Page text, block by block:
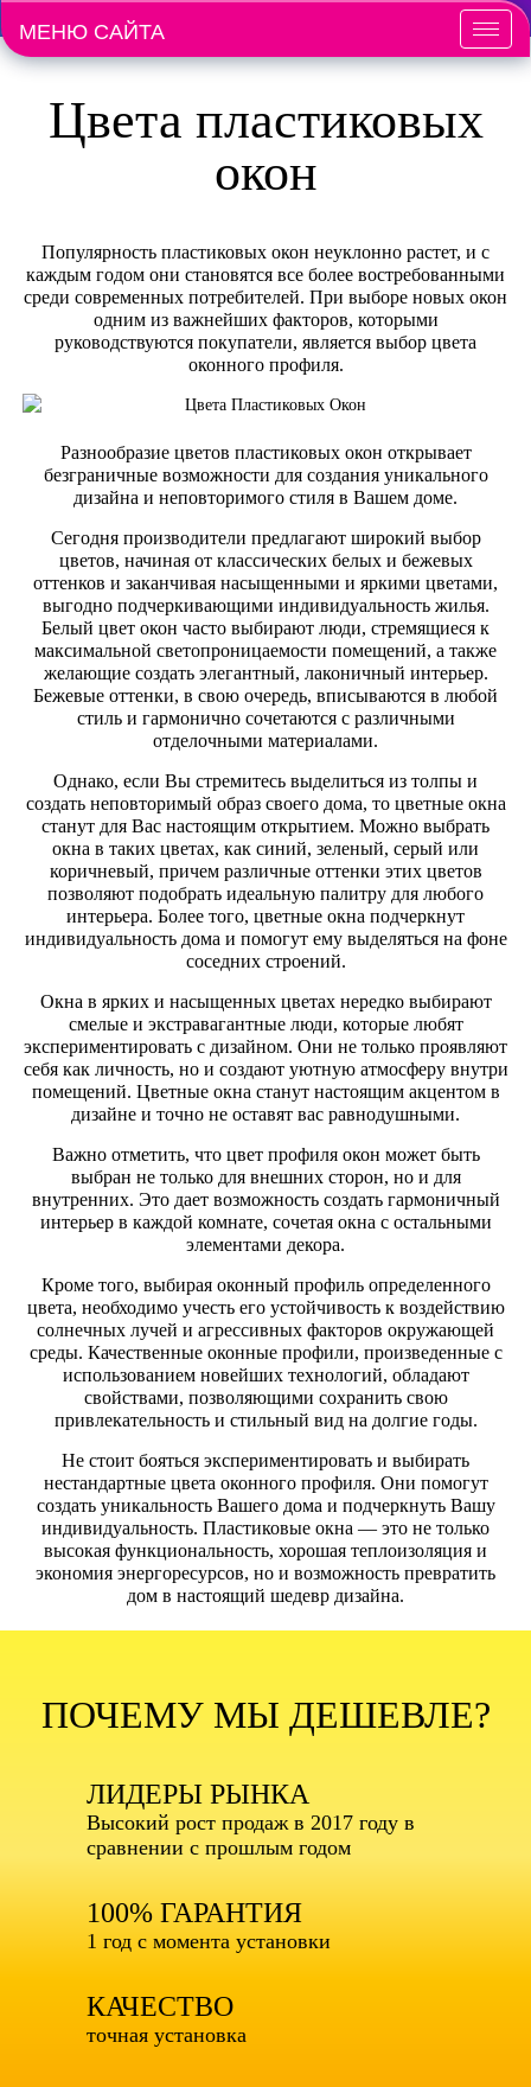
Меню
МЕНЮ САЙТА
Цвета пластиковых
окон
Популярность пластиковых окон неуклонно растет, и с
каждым годом они становятся все более востребованными
среди современных потребителей. При выборе новых окон
одним из важнейших факторов, которыми
руководствуются покупатели, является выбор цвета
оконного профиля.
Разнообразие цветов пластиковых окон открывает
безграничные возможности для создания уникального
дизайна и неповторимого стиля в Вашем доме.
Сегодня производители предлагают широкий выбор
цветов, начиная от классических белых и бежевых
оттенков и заканчивая насыщенными и яркими цветами,
выгодно подчеркивающими индивидуальность жилья.
Белый цвет окон часто выбирают люди, стремящиеся к
максимальной светопроницаемости помещений, а также
желающие создать элегантный, лаконичный интерьер.
Бежевые оттенки, в свою очередь, вписываются в любой
стиль и гармонично сочетаются с различными
отделочными материалами.
Однако, если Вы стремитесь выделиться из толпы и
создать неповторимый образ своего дома, то цветные окна
станут для Вас настоящим открытием. Можно выбрать
окна в таких цветах, как синий, зеленый, серый или
коричневый, причем различные оттенки этих цветов
позволяют подобрать идеальную палитру для любого
интерьера. Более того, цветные окна подчеркнут
индивидуальность дома и помогут ему выделяться на фоне
соседних строений.
Окна в ярких и насыщенных цветах нередко выбирают
смелые и экстравагантные люди, которые любят
экспериментировать с дизайном. Они не только проявляют
себя как личность, но и создают уютную атмосферу внутри
помещений. Цветные окна станут настоящим акцентом в
дизайне и точно не оставят вас равнодушными.
Важно отметить, что цвет профиля окон может быть
выбран не только для внешних сторон, но и для
внутренних. Это дает возможность создать гармоничный
интерьер в каждой комнате, сочетая окна с остальными
элементами декора.
Кроме того, выбирая оконный профиль определенного
цвета, необходимо учесть его устойчивость к воздействию
солнечных лучей и агрессивных факторов окружающей
среды. Качественные оконные профили, произведенные с
использованием новейших технологий, обладают
свойствами, позволяющими сохранить свою
привлекательность и стильный вид на долгие годы.
Не стоит бояться экспериментировать и выбирать
нестандартные цвета оконного профиля. Они помогут
создать уникальность Вашего дома и подчеркнуть Вашу
индивидуальность. Пластиковые окна — это не только
высокая функциональность, хорошая теплоизоляция и
экономия энергоресурсов, но и возможность превратить
дом в настоящий шедевр дизайна.
ПОЧЕМУ МЫ ДЕШЕВЛЕ?
ЛИДЕРЫ РЫНКА
Высокий рост продаж в 2017 году в
сравнении с прошлым годом
100% ГАРАНТИЯ
1 год с момента установки
КАЧЕСТВО
точная установка